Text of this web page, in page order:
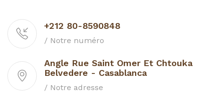
+212 80-8590848
/ Notre numéro
Angle Rue Saint Omer Et Chtouka
Belvedere - Casablanca
/ Notre adresse